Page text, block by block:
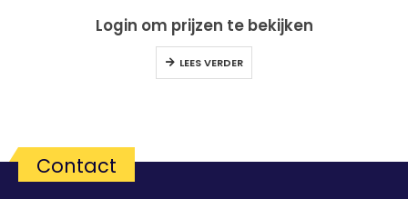
Login om prijzen te bekijken
LEES VERDER
Contact